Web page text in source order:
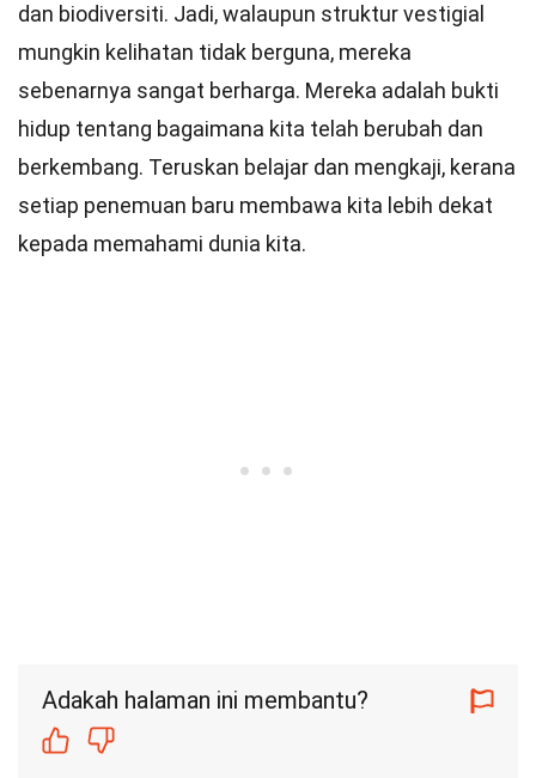
dan biodiversiti. Jadi, walaupun struktur vestigial
mungkin kelihatan tidak berguna, mereka
sebenarnya sangat berharga. Mereka adalah bukti
hidup tentang bagaimana kita telah berubah dan
berkembang. Teruskan belajar dan mengkaji, kerana
setiap penemuan baru membawa kita lebih dekat
kepada memahami dunia kita.
Adakah halaman ini membantu?